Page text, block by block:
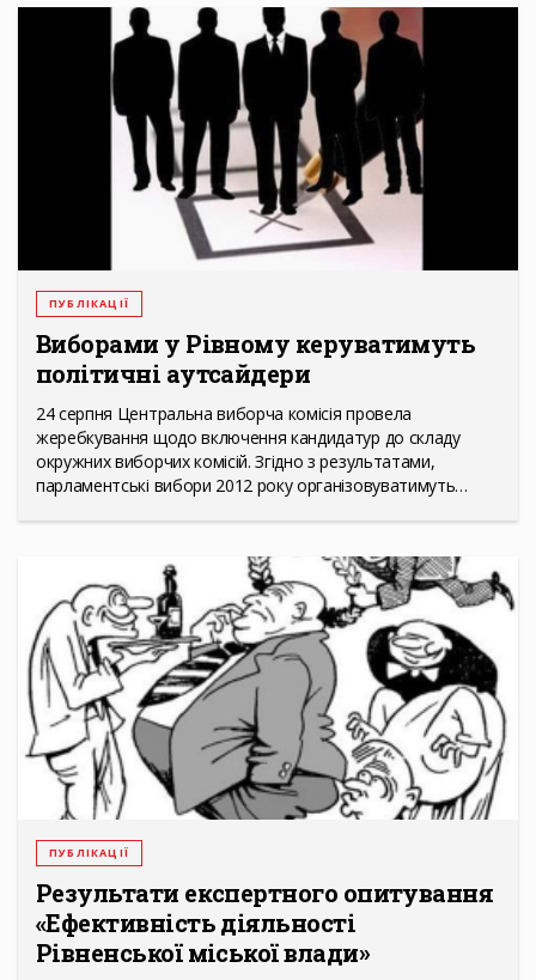
ПУБЛІКАЦІЇ
Виборами у Рівному керуватимуть
політичні аутсайдери
24 серпня Центральна виборча комісія провела
жеребкування щодо включення кандидатур до складу
окружних виборчих комісій. Згідно з результатами,
парламентські вибори 2012 року організовуватимуть…
ПУБЛІКАЦІЇ
Результати експертного опитування
«Ефективність діяльності
Рівненської міської влади»